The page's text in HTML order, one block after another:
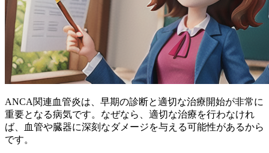
ANCA関連血管炎は、 早期の診断と適切な治療開始が非常に
重要となる病気です。なぜなら、適切な治療を行わなけれ
ば、血管や臓器に深刻なダメージを与える可能性があるから
です。